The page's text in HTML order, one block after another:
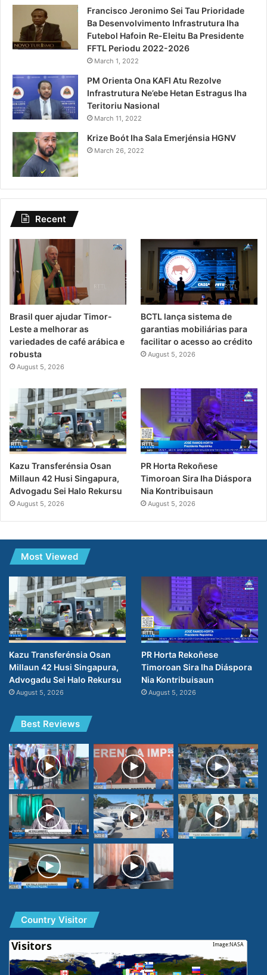
Francisco Jeronimo Sei Tau Prioridade
Ba Desenvolvimento Infrastrutura Iha
Futebol Hafoin Re-Eleitu Ba Presidente
FFTL Periodu 2022-2026
March 1, 2022
PM Orienta Ona KAFI Atu Rezolve
Infrastrutura Ne’ebe Hetan Estragus Iha
Teritoriu Nasional
March 11, 2022
Krize Boót Iha Sala Emerjénsia HGNV
March 26, 2022
Recent
Brasil quer ajudar Timor-
Leste a melhorar as
variedades de café arábica e
robusta
August 5, 2026
BCTL lança sistema de
garantias mobiliárias para
facilitar o acesso ao crédito
August 5, 2026
Kazu Transferénsia Osan
Millaun 42 Husi Singapura,
Advogadu Sei Halo Rekursu
August 5, 2026
PR Horta Rekoñese
Timoroan Sira Iha Diáspora
Nia Kontribuisaun
August 5, 2026
Most Viewed
Kazu Transferénsia Osan
Millaun 42 Husi Singapura,
Advogadu Sei Halo Rekursu
August 5, 2026
PR Horta Rekoñese
Timoroan Sira Iha Diáspora
Nia Kontribuisaun
August 5, 2026
Best Reviews
Country Visitor